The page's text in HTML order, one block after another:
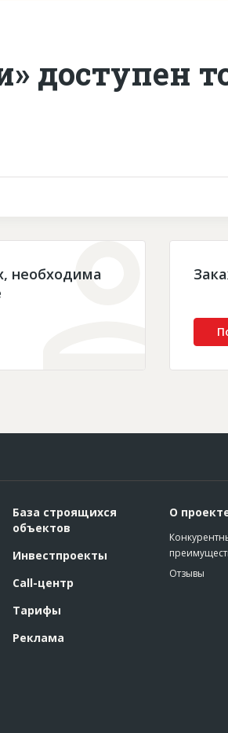
доступен
необходима
База строящихся
объектов
Инвестпроекты
Call-центр
Тарифы
Реклама
О
Отзывы